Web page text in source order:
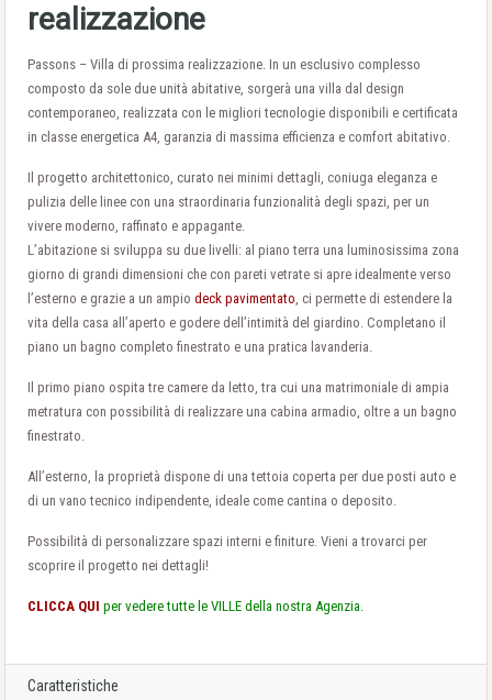
realizzazione
Passons – Villa di prossima realizzazione. In un esclusivo complesso
composto da sole due unità abitative, sorgerà una villa dal design
contemporaneo, realizzata con le migliori tecnologie disponibili e certificata
in classe energetica A4, garanzia di massima efficienza e comfort abitativo.
Il progetto architettonico, curato nei minimi dettagli, coniuga eleganza e
pulizia delle linee con una straordinaria funzionalità degli spazi, per un
vivere moderno, raffinato e appagante.
L’abitazione si sviluppa su due livelli: al piano terra una luminosissima zona
giorno di grandi dimensioni che con pareti vetrate si apre idealmente verso
l’esterno e grazie a un ampio deck pavimentato, ci permette di estendere la
vita della casa all’aperto e godere dell’intimità del giardino. Completano il
piano un bagno completo finestrato e una pratica lavanderia.
Il primo piano ospita tre camere da letto, tra cui una matrimoniale di ampia
metratura con possibilità di realizzare una cabina armadio, oltre a un bagno
finestrato.
All’esterno, la proprietà dispone di una tettoia coperta per due posti auto e
di un vano tecnico indipendente, ideale come cantina o deposito.
Possibilità di personalizzare spazi interni e finiture. Vieni a trovarci per
scoprire il progetto nei dettagli!
CLICCA QUI per vedere tutte le VILLE della nostra Agenzia.
Caratteristiche